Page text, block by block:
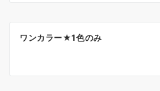
ワンカラー★1色のみ